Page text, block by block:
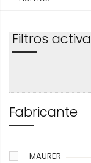
Filtros
Fabricante
MAURER